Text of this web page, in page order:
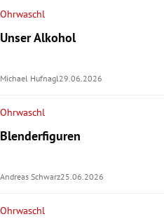
Ohrwaschl
Unser Alkohol
Michael Hufnagl 29.06.2026
Ohrwaschl
Blenderfiguren
Andreas Schwarz25.06.2026
Ohrwaschl